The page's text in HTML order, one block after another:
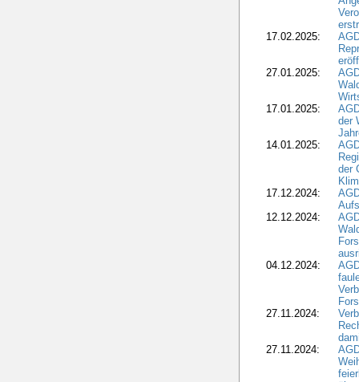
17.02.2025:
27.01.2025:
17.01.2025:
der
14.01.2025:
der
17.12.2024:
12.12.2024:
04.12.2024:
27.11.2024:
27.11.2024: